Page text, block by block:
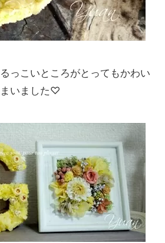
っこいところがとってもかわい
まいました♡